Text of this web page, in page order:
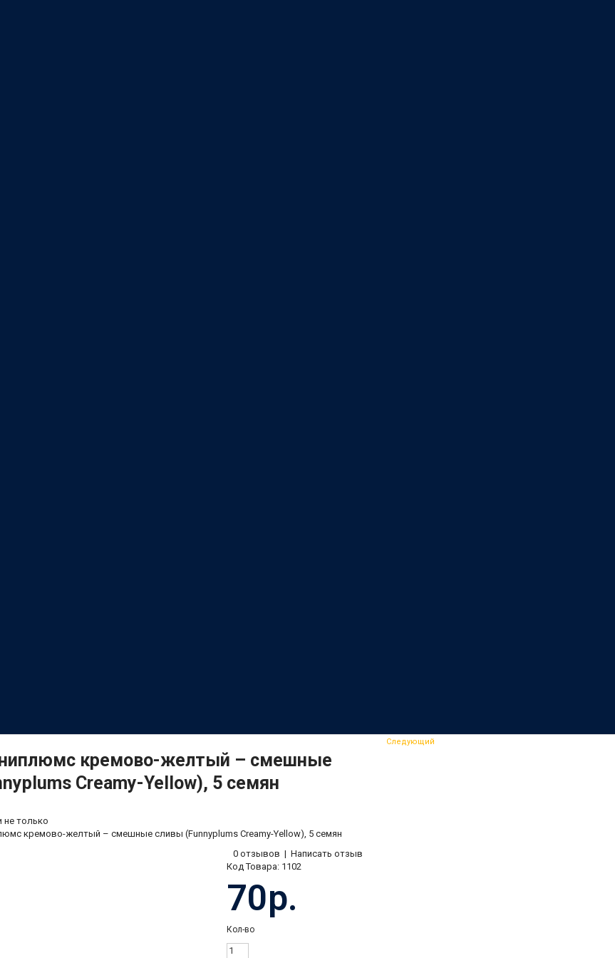
кремово-желтый – смешные
Creamy-Yellow), 5 семян
только
кремово-желтый – смешные сливы (Funnyplums Creamy-Yellow), 5 семян
Следующий
0 отзывов | Написать отзыв
Код Товара: 1102
70р.
Кол-во